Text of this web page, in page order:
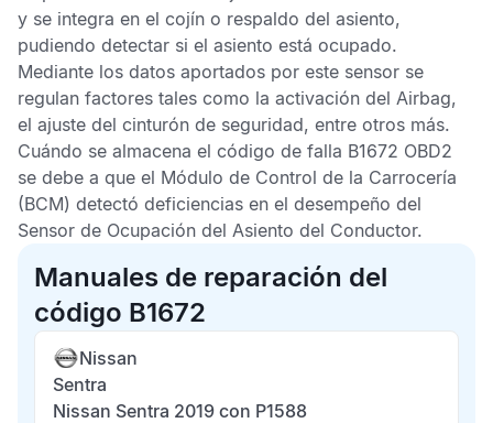
y se integra en el cojín o respaldo del asiento,
pudiendo detectar si el asiento está ocupado.
Mediante los datos aportados por este sensor se
regulan factores tales como la activación del Airbag,
el ajuste del cinturón de seguridad, entre otros más.
Cuándo se almacena el código de falla B1672 OBD2
se debe a que el Módulo de Control de la Carrocería
(BCM) detectó deficiencias en el desempeño del
Sensor de Ocupación del Asiento del Conductor.
Manuales de reparación del
código B1672
Nissan
Sentra
Nissan Sentra 2019 con P1588